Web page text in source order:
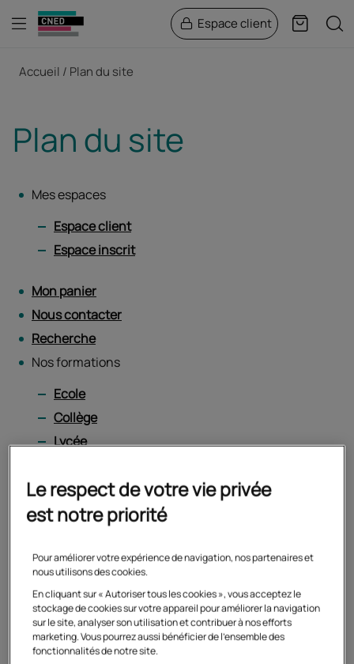
Menu Espace client Panier
Accueil Plan du site
Plan du site
Mes espaces
Espace client
Espace inscrit
Mon panier
Nous contacter
Recherche
Nos formations
Ecole
Collège
Lycée
Concours d'entrée en école
Cursus universitaires
CAP
Langues étrangères
Enseignement
Fonction publique
Le respect de votre vie privée
est notre priorité
Pour améliorer votre expérience de navigation, nos partenaires et
nous utilisons des cookies.
En cliquant sur « Autoriser tous les cookies », vous acceptez le
stockage de cookies sur votre appareil pour améliorer la navigation
sur le site, analyser son utilisation et contribuer à nos efforts
marketing. Vous pourrez aussi bénéficier de l'ensemble des
fonctionnalités de notre site.